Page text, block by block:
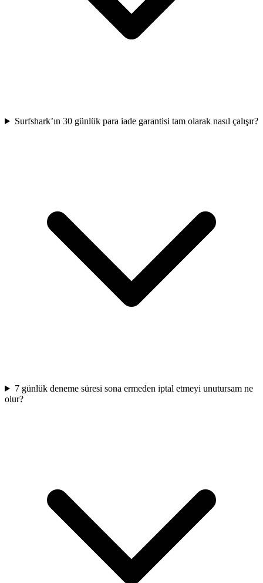
Surfshark’ın 30 günlük para iade garantisi tam olarak nasıl çalışır?
7 günlük deneme süresi sona ermeden iptal etmeyi unutursam ne
olur?